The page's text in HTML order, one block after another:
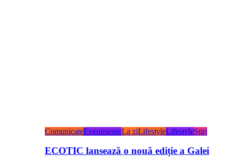
ComunicateEvenimenteLa ziLifestyleLifestyleŞtiri
ECOTIC lansează o nouă ediție a Galei